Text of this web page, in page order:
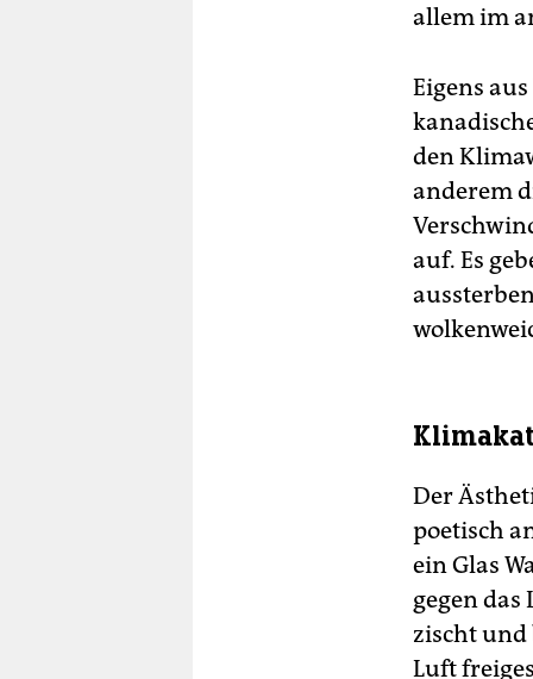
allem im
Eigens
den
anderem
auf. Es
Der
poetisch
ein Glas
gegen das
zischt
Luft